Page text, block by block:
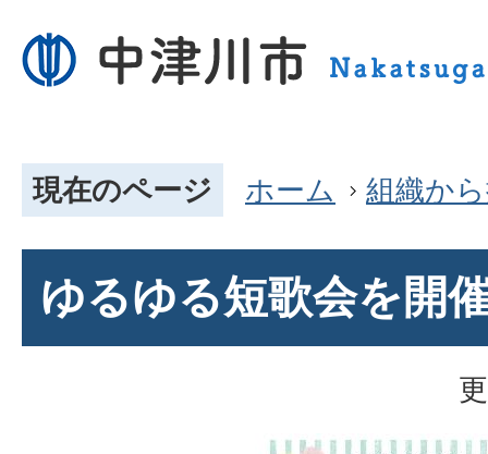
現在のページ ホーム 組織か
ゆるゆる短歌会を開